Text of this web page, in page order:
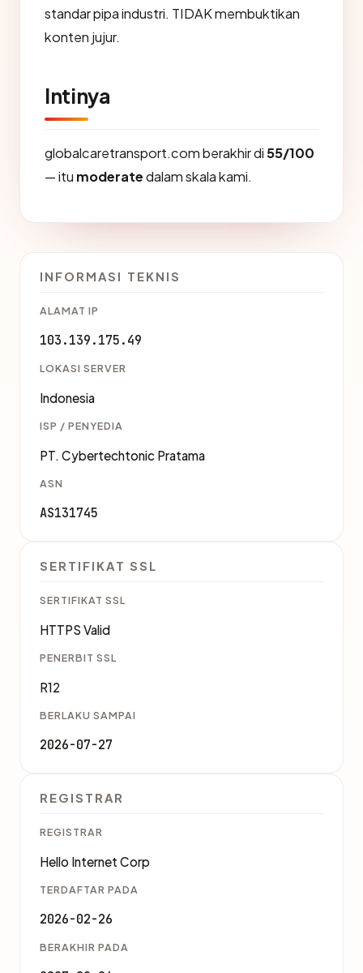
standar pipa industri. TIDAK membuktikan
konten jujur.
Intinya
globalcaretransport.com berakhir di55/100
— itu moderatedalam skala kami.
INFORMASI TEKNIS
ALAMAT IP
103.139.175.49
LOKASI SERVER
Indonesia
ISP / PENYEDIA
PT. Cybertechtonic Pratama
ASN
AS131745
SERTIFIKAT SSL
SERTIFIKAT SSL
HTTPS Valid
PENERBIT SSL
R12
BERLAKU SAMPAI
2026-07-27
REGISTRAR
REGISTRAR
Hello Internet Corp
TERDAFTAR PADA
2026-02-26
BERAKHIR PADA